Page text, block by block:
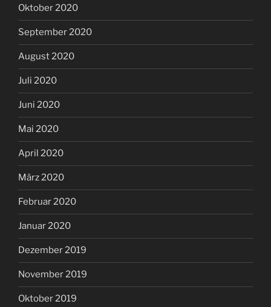
Oktober 2020
September 2020
August 2020
Juli 2020
Juni 2020
Mai 2020
April 2020
März 2020
Februar 2020
Januar 2020
Dezember 2019
November 2019
Oktober 2019